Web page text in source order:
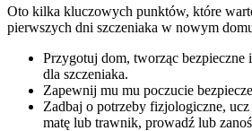
Oto kilka kluczowych punktów, które
pierwszych dni szczeniaka w nowym
Przygotuj dom, tworząc bezpieczne
dla szczeniaka.
Zapewnij mu mu poczucie
Zadbaj o potrzeby fizjologiczne, ucz
matę lub trawnik, prowadź lub